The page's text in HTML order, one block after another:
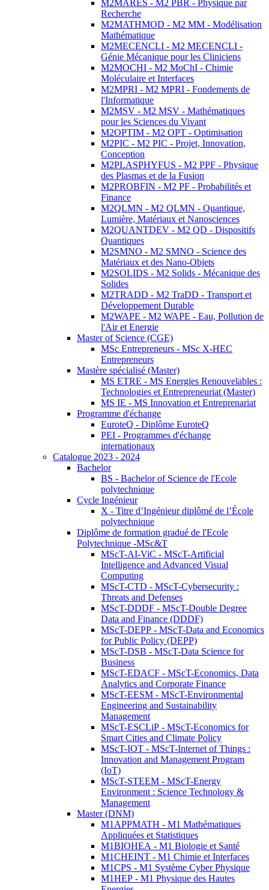
M2MARES - M2 PBR - Physique par
Recherche
M2MATHMOD - M2 MM - Modélisation
Mathématique
M2MECENCLI - M2 MECENCLI -
Génie Mécanique pour les Cliniciens
M2MOCHI - M2 MoChI - Chimie
Moléculaire et Interfaces
M2MPRI - M2 MPRI - Fondements de
l'Informatique
M2MSV - M2 MSV - Mathématiques
pour les Sciences du Vivant
M2OPTIM - M2 OPT - Optimisation
M2PIC - M2 PIC - Projet, Innovation,
Conception
M2PLASPHYFUS - M2 PPF - Physique
des Plasmas et de la Fusion
M2PROBFIN - M2 PF - Probabilités et
Finance
M2QLMN - M2 QLMN - Quantique,
Lumière, Matériaux et Nanosciences
M2QUANTDEV - M2 QD - Dispositifs
Quantiques
M2SMNO - M2 SMNO - Science des
Matériaux et des Nano-Objets
M2SOLIDS - M2 Solids - Mécanique des
Solides
M2TRADD - M2 TraDD - Transport et
Développement Durable
M2WAPE - M2 WAPE - Eau, Pollution de
l'Air et Energie
Master of Science (CGE)
MSc Entrepreneurs - MSc X-HEC
Entrepreneurs
Mastère spécialisé (Master)
MS ETRE - MS Energies Renouvelables :
Technologies et Entrepreneuriat (Master)
MS IE - MS Innovation et Entreprenariat
Programme d'échange
EuroteQ - Diplôme EuroteQ
PEI - Programmes d'échange
internationaux
Catalogue 2023 - 2024
Bachelor
BS - Bachelor of Science de l'Ecole
polytechnique
Cycle Ingénieur
X - Titre d’Ingénieur diplômé de l’École
polytechnique
Diplôme de formation gradué de l'Ecole
Polytechnique -MSc&T
MScT-AI-ViC - MScT-Artificial
Intelligence and Advanced Visual
Computing
MScT-CTD - MScT-Cybersecurity :
Threats and Defenses
MScT-DDDF - MScT-Double Degree
Data and Finance (DDDF)
MScT-DEPP - MScT-Data and Economics
for Public Policy (DEPP)
MScT-DSB - MScT-Data Science for
Business
MScT-EDACF - MScT-Economics, Data
Analytics and Corporate Finance
MScT-EESM - MScT-Environmental
Engineering and Sustainability
Management
MScT-ESCLiP - MScT-Economics for
Smart Cities and Climate Policy
MScT-IOT - MScT-Internet of Things :
Innovation and Management Program
(IoT)
MScT-STEEM - MScT-Energy
Environment : Science Technology &
Management
Master (DNM)
M1APPMATH - M1 Mathématiques
Appliquées et Statistiques
M1BIOHEA - M1 Biologie et Santé
M1CHEINT - M1 Chimie et Interfaces
M1CPS - M1 Système Cyber Physique
M1HEP - M1 Physique des Hautes